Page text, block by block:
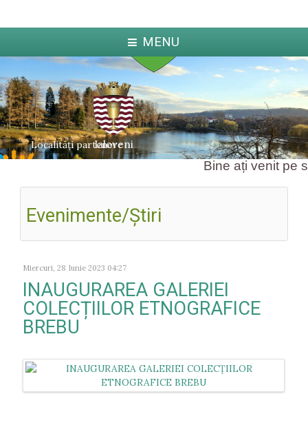
MENU
Localități partenere
Ialoveni
Bine ați venit pe
Evenimente/Ştiri
Miercuri, 28 Iunie 2023 04:27
INAUGURAREA GALERIEI
COLECȚIILOR ETNOGRAFICE
BREBU